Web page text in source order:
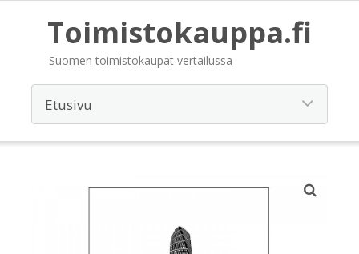
Toimistokauppa.fi
Suomen toimistokaupat vertailussa